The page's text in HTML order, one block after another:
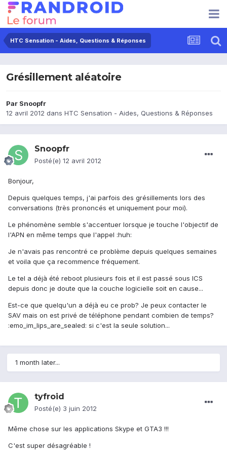
HTC Sensation - Aides, Questions & Réponses
Grésillement aléatoire
Par Snoopfr
12 avril 2012 dans HTC Sensation - Aides, Questions & Réponses
Snoopfr
Posté(e) 12 avril 2012
Bonjour,
Depuis quelques temps, j'ai parfois des grésillements lors des
conversations (très prononcés et uniquement pour moi).
Le phénomène semble s'accentuer lorsque je touche l'objectif de
l'APN en même temps que l'appel :huh:
Je n'avais pas rencontré ce problème depuis quelques semaines
et voila que ça recommence fréquement.
Le tel a déjà été reboot plusieurs fois et il est passé sous ICS
depuis donc je doute que la couche logicielle soit en cause...
Est-ce que quelqu'un a déjà eu ce prob? Je peux contacter le
SAV mais on est privé de téléphone pendant combien de temps?
:emo_im_lips_are_sealed: si c'est la seule solution...
1 month later...
tyfroid
Posté(e) 3 juin 2012
Même chose sur les applications Skype et GTA3 !!!
C'est super désagréable !